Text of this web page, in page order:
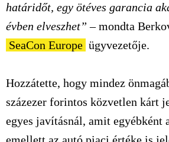
határidőt, egy ötéves garancia
évben elveszhet” – mondta
SeaCon Europe ügyvezetője.
Hozzátette, hogy mindez
százezer forintos közvetlen kárt
egyes javításnál, amit egyébként